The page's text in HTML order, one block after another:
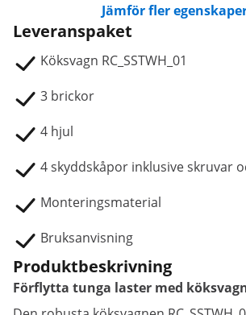
Jämför fler
Leveranspaket
Köksvagn RC_SSTWH_01
3 brickor
4 hjul
4 skyddskåpor inklusive skruvar
Monteringsmaterial
Bruksanvisning
Produktbeskrivning
Förflytta tunga laster med